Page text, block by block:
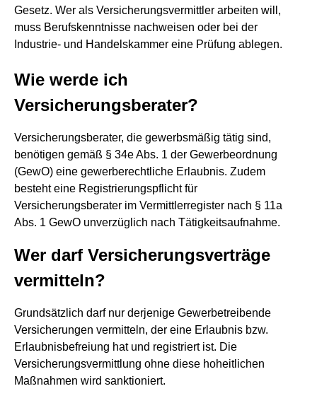
Gesetz. Wer als Versicherungsvermittler arbeiten will,
muss Berufskenntnisse nachweisen oder bei der
Industrie- und Handelskammer eine Prüfung ablegen.
Wie werde ich
Versicherungsberater?
Versicherungsberater, die gewerbsmäßig tätig sind,
benötigen gemäß § 34e Abs. 1 der Gewerbeordnung
(GewO) eine gewerberechtliche Erlaubnis. Zudem
besteht eine Registrierungspflicht für
Versicherungsberater im Vermittlerregister nach § 11a
Abs. 1 GewO unverzüglich nach Tätigkeitsaufnahme.
Wer darf Versicherungsverträge
vermitteln?
Grundsätzlich darf nur derjenige Gewerbetreibende
Versicherungen vermitteln, der eine Erlaubnis bzw.
Erlaubnisbefreiung hat und registriert ist. Die
Versicherungsvermittlung ohne diese hoheitlichen
Maßnahmen wird sanktioniert.